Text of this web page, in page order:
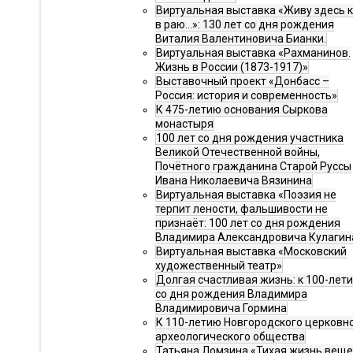
Виртуальная выставка «Живу здесь
в раю…»: 130 лет со дня рождения
Виталия Валентиновича Бианки.
Виртуальная выставка «Рахманинов.
Жизнь в России (1873-1917)»
Выставочный проект «Донбасс –
Россия: история и современность»
К 475-летию основания Сыркова
монастыря
100 лет со дня рождения участника
Великой Отечественной войны,
Почётного гражданина Старой Руссы
Ивана Николаевича Вязинина
Виртуальная выставка «Поэзия не
терпит лености, фальшивости не
признаёт: 100 лет со дня рождения
Владимира Александровича
Виртуальная выставка «Московский
художественный театр»
Долгая счастливая жизнь: к 100-
со дня рождения Владимира
Владимировича Гормина
К 110-летию Новгородского
археологического общества